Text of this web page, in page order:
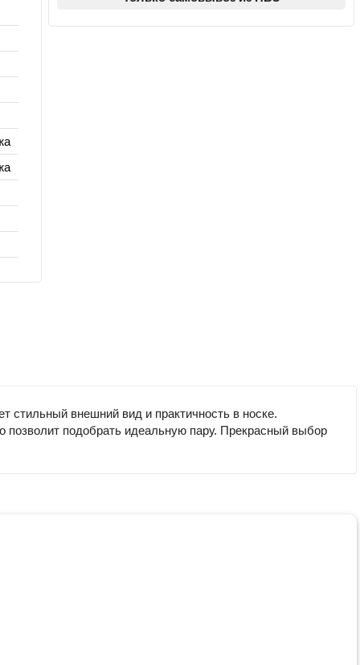
стильный внешний вид и практичность в носке.
подобрать идеальную пару. Прекрасный выбор